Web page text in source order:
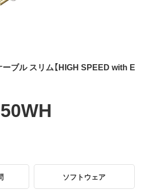
ブル スリム【HIGH SPEED with E
ソフトウェア